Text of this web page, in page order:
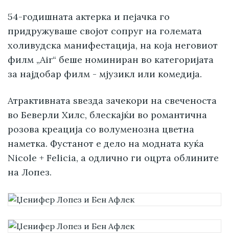
54-годишната актерка и пејачка го
придружуваше својот сопруг на големата
холивудска манифестација, на која неговиот
филм „Air“ беше номиниран во категоријата
за најдобар филм - мјузикл или комедија.
Атрактивната ѕвезда зачекори на свеченоста
во Беверли Хилс, блескајќи во романтична
розова креација со волуменозна цветна
наметка. Фустанот е дело на модната куќа
Nicole + Felicia, а одлично ги оцрта облините
на Лопез.